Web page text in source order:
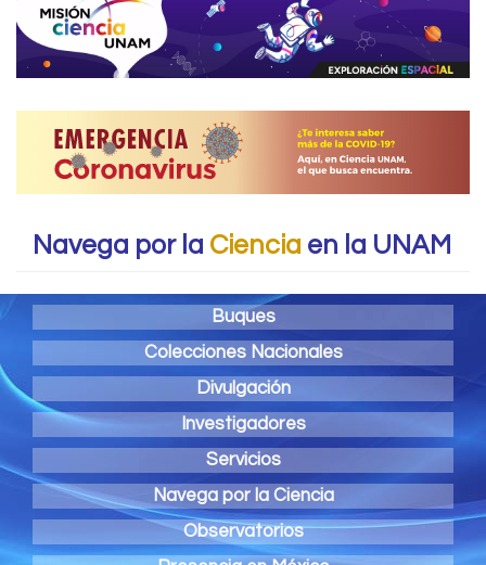
Navega por la Ciencia en la UNAM
Buques
Colecciones Nacionales
Divulgación
Investigadores
Servicios
Navega por la Ciencia
Observatorios